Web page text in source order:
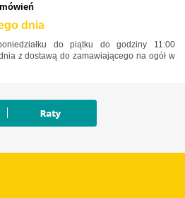
dnia
do piątku do godziny 11:00
z dostawą do zamawiającego na ogół w